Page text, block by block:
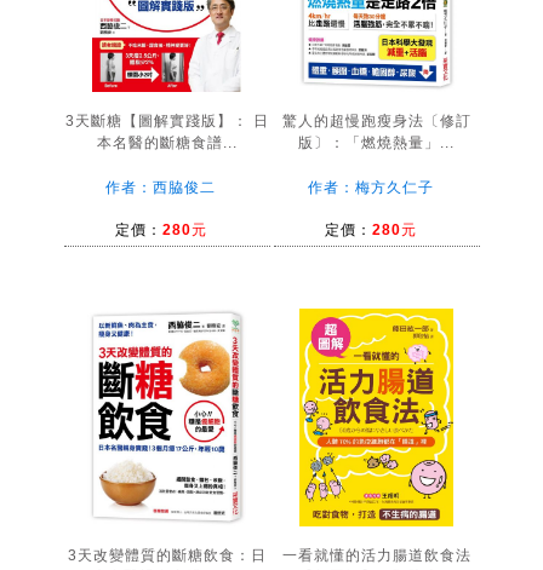
3天斷糖【圖解實踐版】： 日
本名醫的斷糖食譜...
作者：西脇俊二
定價： 280元
驚人的超慢跑瘦身法〔修訂
版〕：「燃燒熱量」...
作者：梅方久仁子
定價： 280元
3天改變體質的斷糖飲食：日
一看就懂的活力腸道飲食法